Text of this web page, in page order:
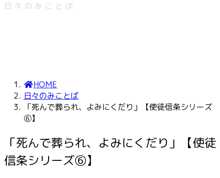
日々のみことば
HOME
日々のみことば
「死んで葬られ、よみにくだり」【使徒信条シリーズ
⑥】
「死んで葬られ、よみにくだり」【使徒
信条シリーズ⑥】